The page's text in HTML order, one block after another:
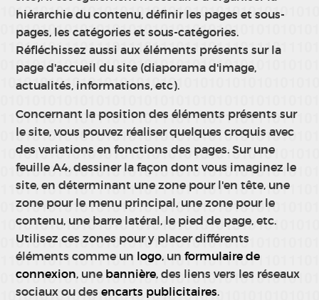
hiérarchie du contenu, définir les pages et sous-
pages, les catégories et sous-catégories.
Réfléchissez aussi aux éléments présents sur la
page d'accueil du site (diaporama d'image,
actualités, informations, etc).
Concernant la position des éléments présents sur
le site, vous pouvez réaliser quelques croquis avec
des variations en fonctions des pages. Sur une
feuille A4, dessiner la façon dont vous imaginez le
site, en déterminant une zone pour l'en tête, une
zone pour le menu principal, une zone pour le
contenu, une barre latéral, le pied de page, etc.
Utilisez ces zones pour y placer différents
éléments comme un logo, unformulaire de
connexion, une bannière, des liens vers les réseaux
sociaux ou desencarts publicitaires.